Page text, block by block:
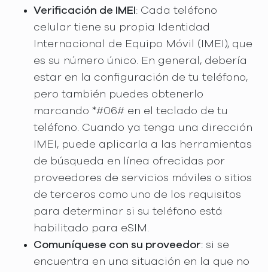
Verificación de IMEI : Cada teléfono
celular tiene su propia Identidad
Internacional de Equipo Móvil (IMEI), que
es su número único. En general, debería
estar en la configuración de tu teléfono,
pero también puedes obtenerlo
marcando *#06# en el teclado de tu
teléfono. Cuando ya tenga una dirección
IMEI, puede aplicarla a las herramientas
de búsqueda en línea ofrecidas por
proveedores de servicios móviles o sitios
de terceros como uno de los requisitos
para determinar si su teléfono está
habilitado para eSIM.
Comuníquese con su proveedor: si se
encuentra en una situación en la que no